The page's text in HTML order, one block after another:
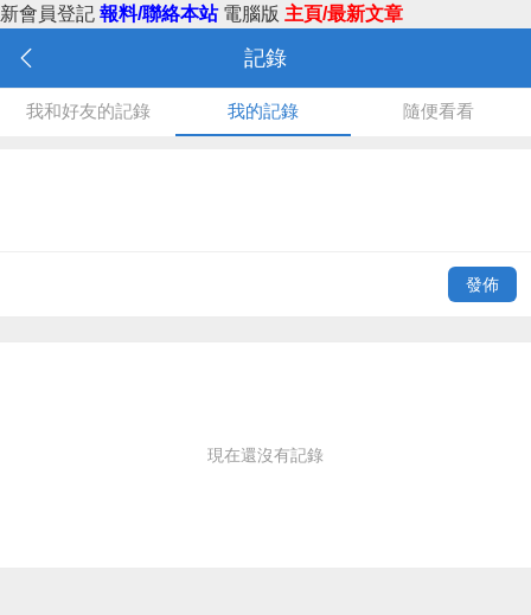
新會員登記 報料/聯絡本站 電腦版 主頁/最新文章
記錄
我和好友的記錄 我的記錄 隨便看看
發佈
現在還沒有記錄